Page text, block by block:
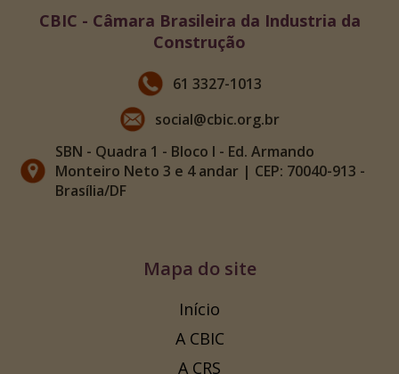
CBIC - Câmara Brasileira da Industria da
Construção
61 3327-1013
social@cbic.org.br
SBN - Quadra 1 - Bloco I - Ed. Armando
Monteiro Neto 3 e 4 andar | CEP: 70040-913 -
Brasília/DF
Mapa do site
Início
A CBIC
A CRS